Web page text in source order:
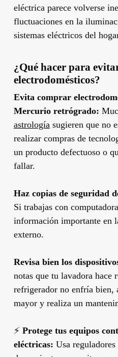
eléctrica parece volverse
fluctuaciones en la
sistemas eléctricos del
¿Qué hacer para
electrodomésticos?
Evita comprar
Mercurio retrógrado:
astrologíasugieren que no
realizar compras de
un producto defectuoso o
fallar.
Haz copias de seguridad
Si trabajas con
información importante en
externo.
Revisa bien los
notas que tu lavadora hace
refrigerador no enfría bien,
mayor y realiza un
⚡ Protege tus equipos
eléctricas: Usa